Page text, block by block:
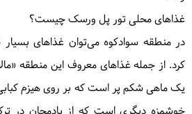
غذاهای محلی تور پل ورسک چیست؟
در منطقه سوادکوه می‌توان غذاهای بسیار
کرد. از جمله غذاهای معروف این منطقه
یک ماهی شکم پر است که بر روی هیزم